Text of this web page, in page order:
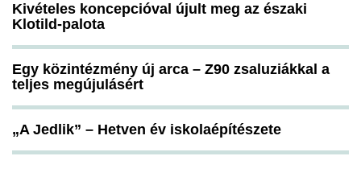
Kivételes koncepcióval újult meg az északi
Klotild-palota
Egy közintézmény új arca – Z90 zsaluziákkal a
teljes megújulásért
„A Jedlik” – Hetven év iskolaépítészete